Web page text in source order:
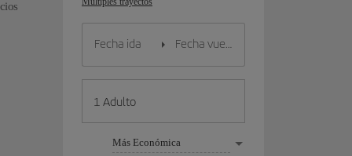
Más Económica